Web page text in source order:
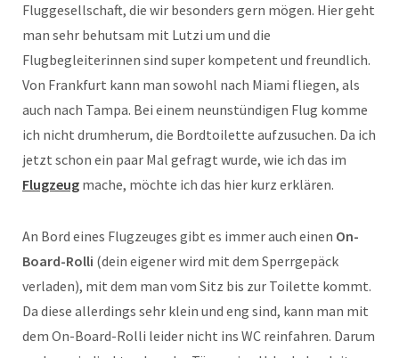
Fluggesellschaft, die wir besonders gern mögen. Hier geht
man sehr behutsam mit Lutzi um und die
Flugbegleiterinnen sind super kompetent und freundlich.
Von Frankfurt kann man sowohl nach Miami fliegen, als
auch nach Tampa. Bei einem neunstündigen Flug komme
ich nicht drumherum, die Bordtoilette aufzusuchen. Da ich
jetzt schon ein paar Mal gefragt wurde, wie ich das im
Flugzeug mache, möchte ich das hier kurz erklären.
An Bord eines Flugzeuges gibt es immer auch einen On-
Board-Rolli (dein eigener wird mit dem Sperrgepäck
verladen), mit dem man vom Sitz bis zur Toilette kommt.
Da diese allerdings sehr klein und eng sind, kann man mit
dem On-Board-Rolli leider nicht ins WC reinfahren. Darum